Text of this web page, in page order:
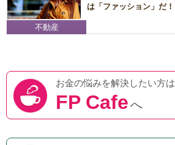
は「ファッション」だ！
不動産
お金の悩みを解決したい方は
FP Cafeへ